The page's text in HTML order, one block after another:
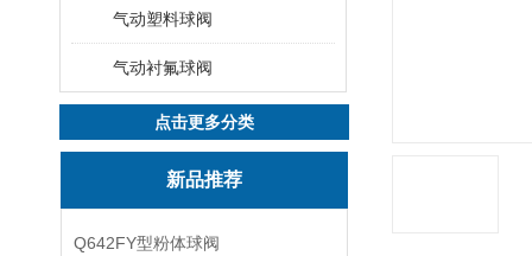
气动塑料球阀
气动衬氟球阀
点击更多分类
新品推荐
Q642FY型粉体球阀